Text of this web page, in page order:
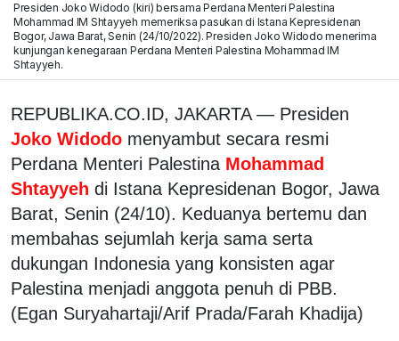
Presiden Joko Widodo (kiri) bersama Perdana Menteri Palestina
Mohammad IM Shtayyeh memeriksa pasukan di Istana Kepresidenan
Bogor, Jawa Barat, Senin (24/10/2022). Presiden Joko Widodo menerima
kunjungan kenegaraan Perdana Menteri Palestina Mohammad IM
Shtayyeh.
REPUBLIKA.CO.ID, JAKARTA — Presiden
Joko Widodo menyambut secara resmi
Perdana Menteri Palestina Mohammad
Shtayyeh di Istana Kepresidenan Bogor, Jawa
Barat, Senin (24/10). Keduanya bertemu dan
membahas sejumlah kerja sama serta
dukungan Indonesia yang konsisten agar
Palestina menjadi anggota penuh di PBB.
(Egan Suryahartaji/Arif Prada/Farah Khadija)